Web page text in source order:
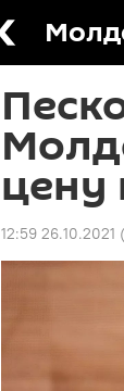
цену
12:59 26.10.2021